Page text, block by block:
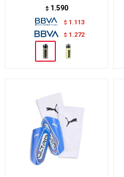
$ 1.590
$ 1.113
$ 1.272